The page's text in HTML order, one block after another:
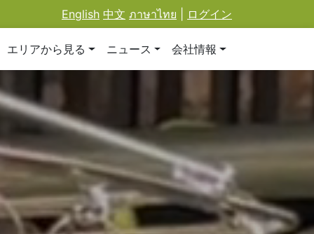
English 中文 ภาษาไทย ログイン
エリアから見る ニュース 会社情報